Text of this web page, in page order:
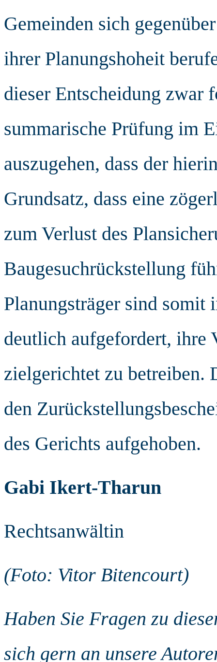
Gemeinden sich
ihrer Planungshoheit
dieser Entscheidung zwar
summarische Prüfung im
auszugehen, dass der
Grundsatz, dass eine
zum Verlust des
Baugesuchrückstellung
Planungsträger sind somit
deutlich aufgefordert, ihre
zielgerichtet zu betreiben.
den
des Gerichts aufgehoben.
Gabi Ikert-Tharun
Rechtsanwältin
(Foto: Vitor Bitencourt)
Haben Sie Fragen zu
sich gern an unsere